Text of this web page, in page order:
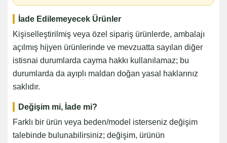
İade Edilemeyecek Ürünler
Kişiselleştirilmiş veya özel sipariş ürünlerde, ambalajı
açılmış hijyen ürünlerinde ve mevzuatta sayılan diğer
istisnai durumlarda cayma hakkı kullanılamaz; bu
durumlarda da ayıplı maldan doğan yasal haklarınız
saklıdır.
Değişim mi, İade mi?
Farklı bir ürün veya beden/model isterseniz değişim
talebinde bulunabilirsiniz; değişim, ürünün